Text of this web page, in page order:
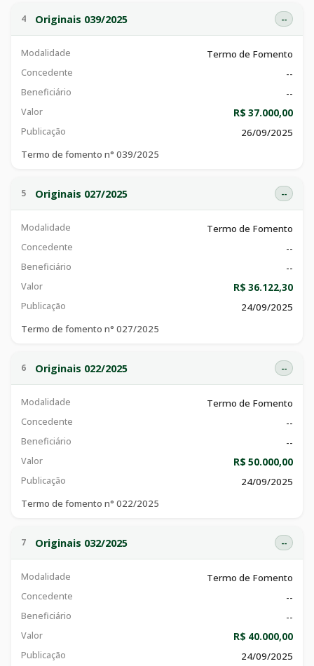
4 Originais 039/2025 --
Modalidade Termo de Fomento
Concedente --
Beneficiário --
Valor R$ 37.000,00
Publicação
26/09/2025
Termo de fomento n° 039/2025
5 Originais 027/2025 --
Modalidade Termo de Fomento
Concedente --
Beneficiário --
Valor R$ 36.122,30
Publicação
24/09/2025
Termo de fomento n° 027/2025
6 Originais 022/2025 --
Modalidade Termo de Fomento
Concedente --
Beneficiário --
Valor R$ 50.000,00
Publicação
24/09/2025
Termo de fomento n° 022/2025
7 Originais 032/2025 --
Modalidade Termo de Fomento
Concedente --
Beneficiário --
Valor R$ 40.000,00
Publicação 24/09/2025